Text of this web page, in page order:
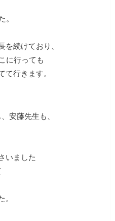
。
を続けており、
に行っても
て行きます。
安藤先生も、
いました
。